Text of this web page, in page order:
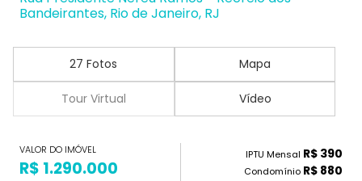
Bandeirantes, Rio de Janeiro, RJ
27 Fotos Mapa
Tour Virtual Vídeo
VALOR DO IMÓVEL
R$ 1.290.000
IPTU Mensal R$ 390
Condomínio R$ 880